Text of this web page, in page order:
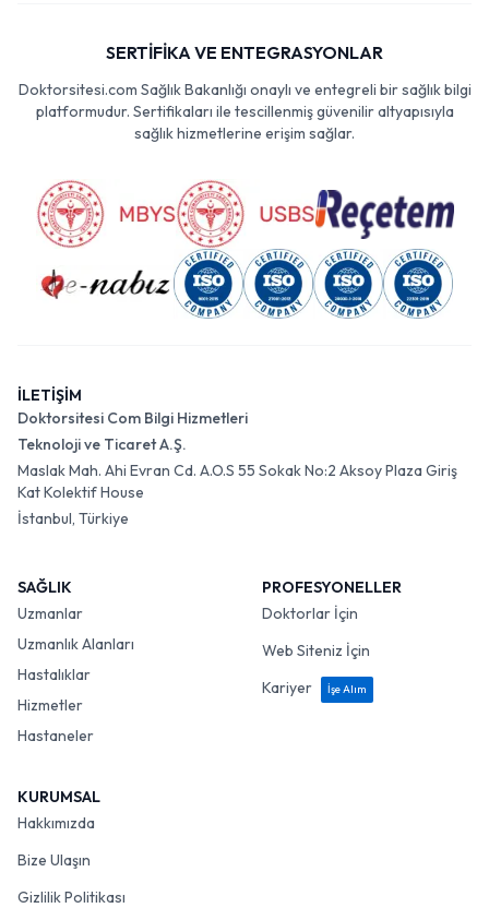
SERTİFİKA VE ENTEGRASYONLAR
Doktorsitesi.com Sağlık Bakanlığı onaylı ve entegreli bir sağlık bilgi
platformudur. Sertifikaları ile tescillenmiş güvenilir altyapısıyla
sağlık hizmetlerine erişim sağlar.
İLETİŞİM
Doktorsitesi Com Bilgi Hizmetleri
Teknoloji ve Ticaret A.Ş.
Maslak Mah. Ahi Evran Cd. A.O.S 55 Sokak No:2 Aksoy Plaza Giriş
Kat Kolektif House
İstanbul, Türkiye
SAĞLIK
Uzmanlar
Uzmanlık Alanları
Hastalıklar
Hizmetler
Hastaneler
PROFESYONELLER
Doktorlar İçin
Web Siteniz İçin
Kariyer
İşe Alım
KURUMSAL
Hakkımızda
Bize Ulaşın
Gizlilik Politikası